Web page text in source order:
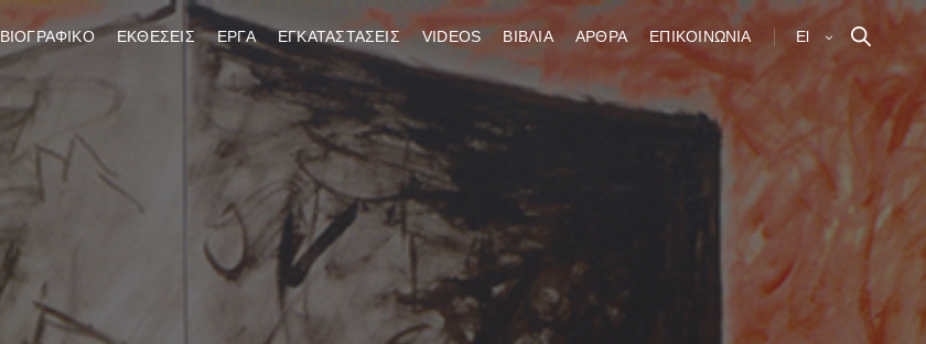
ΒΙΟΓΡΑΦΙΚΟ ΕΚΘΕΣΕΙΣ ΕΡΓΑ ΕΓΚΑΤΑΣΤΑΣΕΙΣ VIDEOS ΒΙΒΛΙΑ ΑΡΘΡΑ ΕΠΙΚΟΙΝΩΝΙΑ El